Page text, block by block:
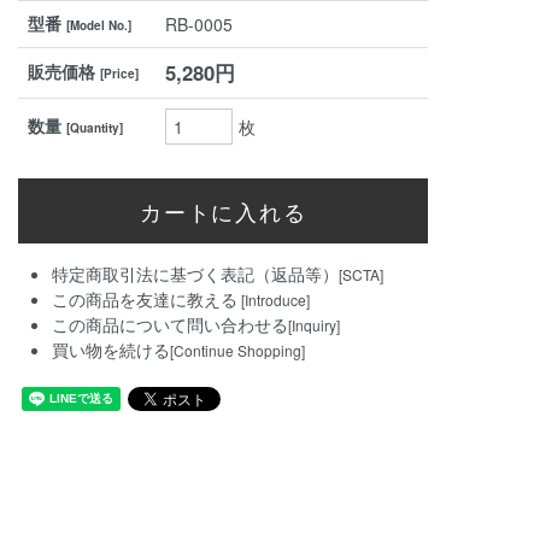
型番[Model No.]
RB-0005
販売価格[Price] 5,280円
数量[Quantity] 枚
特定商取引法に基づく表記（返品等）[SCTA]
この商品を友達に教える [Introduce]
この商品について問い合わせる[Inquiry]
買い物を続ける[Continue Shopping]